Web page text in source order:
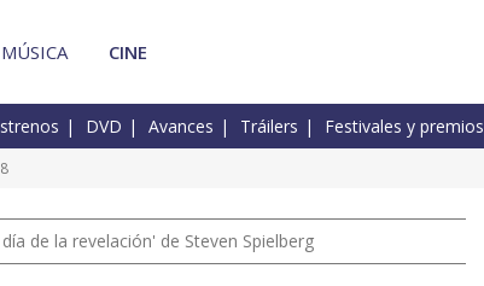
MÚSICA CINE
DVD Avances Tráilers Festivales y premios
de la revelación' de Steven Spielberg